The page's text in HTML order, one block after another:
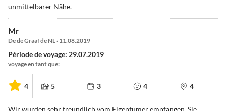
unmittelbarer Nähe.
Mr
De de Graaf de NL · 11.08.2019
Période de voyage: 29.07.2019
voyage en tant que:
4 5 3 4 4